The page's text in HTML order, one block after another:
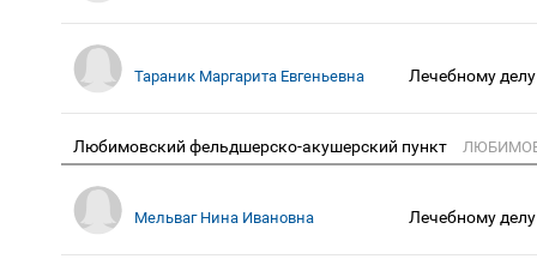
Тараник Маргарита Евгеньевна Лечебному делу
Любимовский фельдшерско-акушерский пункт
Мельваг Нина Ивановна Лечебному делу